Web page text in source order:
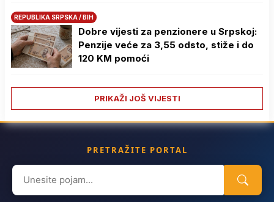
REPUBLIKA SRPSKA / BIH
Dobre vijesti za penzionere u Srpskoj:
Penzije veće za 3,55 odsto, stiže i do
120 KM pomoći
PRIKAŽI JOŠ VIJESTI
PRETRAŽITE PORTAL
Search
for: